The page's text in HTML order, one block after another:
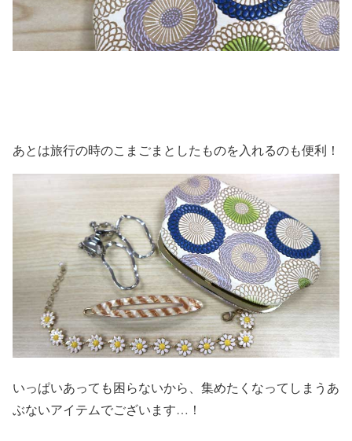
あとは旅行の時のこまごまとしたものを入れるのも便利！
いっぱいあっても困らないから、集めたくなってしまうあ
ぶないアイテムでございます…！